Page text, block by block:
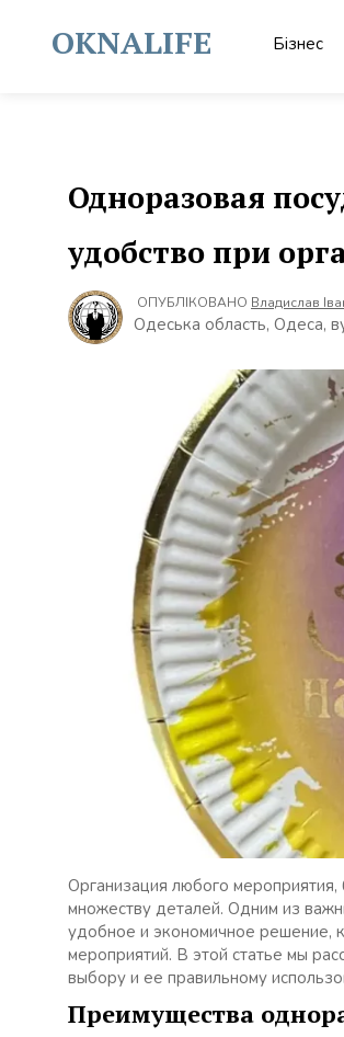
contentOKNALIFE Бізнес
Одноразовая
удобство при
ОПУБЛІКОВАНО Владислав
Одеська область, Одеса,
Организация любого
множеству деталей. Одним из
удобное и экономичное решение,
мероприятий. В этой статье мы
выбору и ее правильному
Преимущества